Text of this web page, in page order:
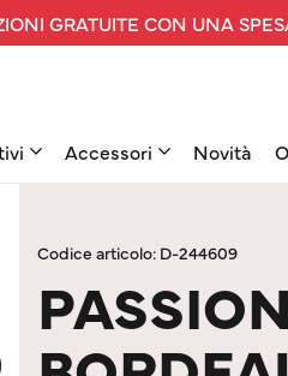
GRATUITE CON UNA
Accessori Novità
Codice articolo: D-244609